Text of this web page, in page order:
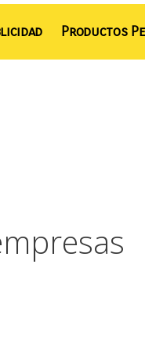
Productos